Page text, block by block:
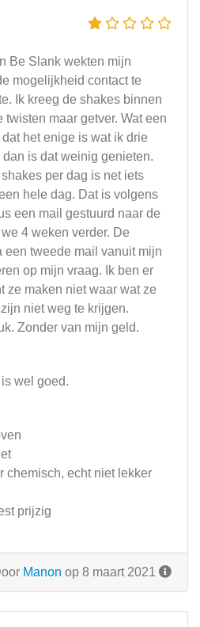
Be Slank wekten mijn
mogelijkheid contact te
Ik kreeg de shakes binnen
maar getver. Wat een
het enige is wat ik drie
is dat weinig genieten.
per dag is net iets
hele dag. Dat is volgens
een mail gestuurd naar de
4 weken verder. De
een tweede mail vanuit mijn
op mijn vraag. Ik ben er
ze maken niet waar wat ze
niet weg te krijgen.
Zonder van mijn geld.
wel goed.
chemisch, echt niet lekker
prijzig
Manon op 8 maart 2021